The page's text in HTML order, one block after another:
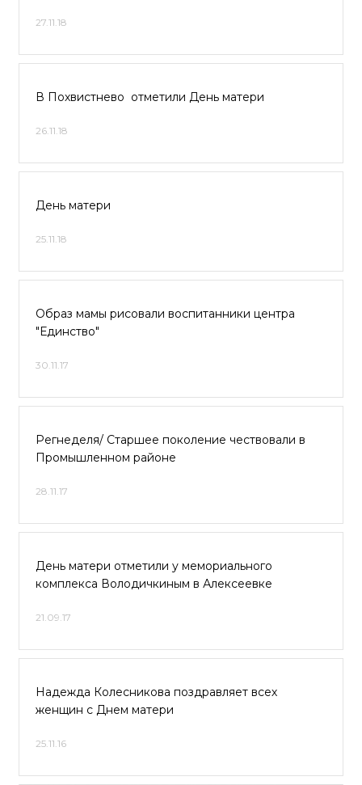
27.11.18
В Похвистнево отметили День матери
26.11.18
День матери
25.11.18
Образ мамы рисовали воспитанники центра
"Единство"
30.11.17
Регнеделя/ Старшее поколение чествовали в
Промышленном районе
28.11.17
День матери отметили у мемориального
комплекса Володичкиным в Алексеевке
21.09.17
Надежда Колесникова поздравляет всех
женщин с Днем матери
25.11.16